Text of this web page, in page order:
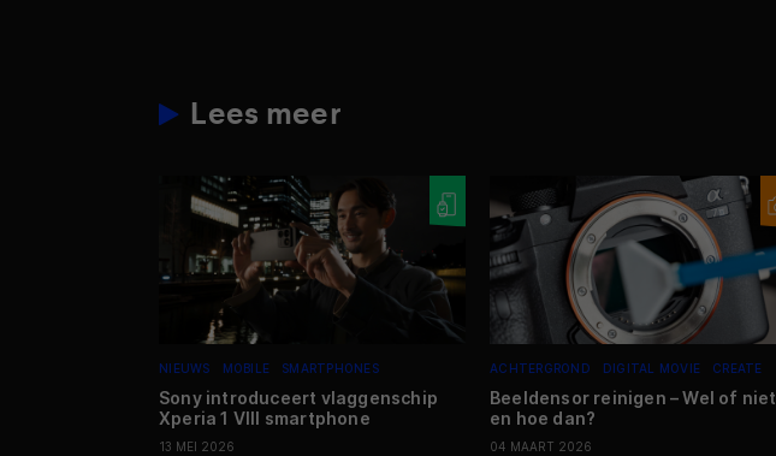
Lees meer
NIEUWS MOBILE SMARTPHONES
Sony introduceert vlaggenschip
Xperia 1 VIII smartphone
13 MEI 2026
ACHTERGROND DIGITAL MOVIE CREATE
Beeldensor reinigen – Wel of niet
en hoe dan?
04 MAART 2026